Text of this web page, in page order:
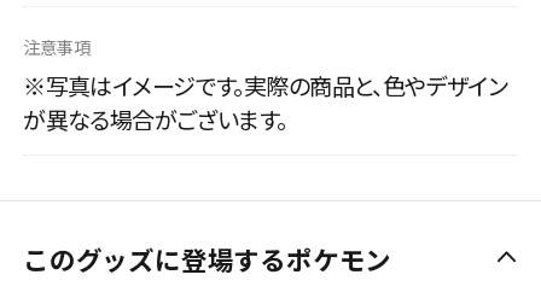
注意事項
※写真はイメージです。実際の商品と、色やデザイン
が異なる場合がございます。
このグッズに登場するポケモン